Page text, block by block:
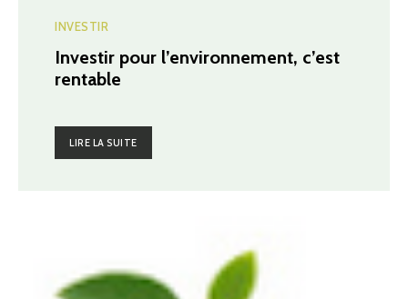
INVESTIR
Investir pour l’environnement, c’est
rentable
LIRE LA SUITE